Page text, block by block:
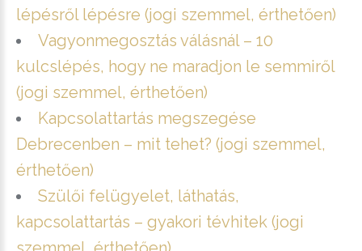
lépésről lépésre (jogi szemmel, érthetően)
Vagyonmegosztás válásnál – 10
kulcslépés, hogy ne maradjon le semmiről
(jogi szemmel, érthetően)
Kapcsolattartás megszegése
Debrecenben – mit tehet? (jogi szemmel,
érthetően)
Szülői felügyelet, láthatás,
kapcsolattartás – gyakori tévhitek (jogi